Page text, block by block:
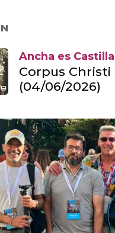
Ancha es
Corpus Christi
(04/06/2026)